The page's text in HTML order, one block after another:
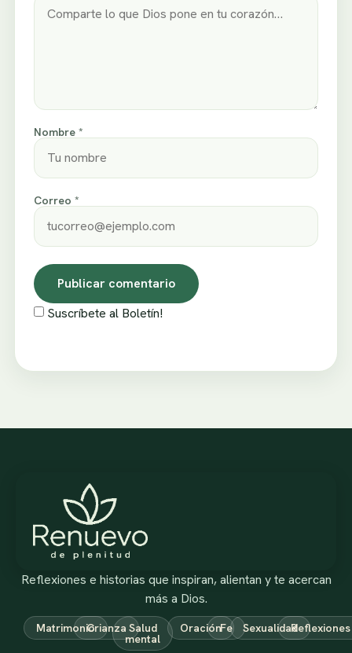
Nombre *
Correo *
Suscríbete al Boletín!
Reflexiones e historias que inspiran, alientan y te acercan
más a Dios.
MatrimonioCrianza Salud
mental
OraciónFe SexualidadReflexiones